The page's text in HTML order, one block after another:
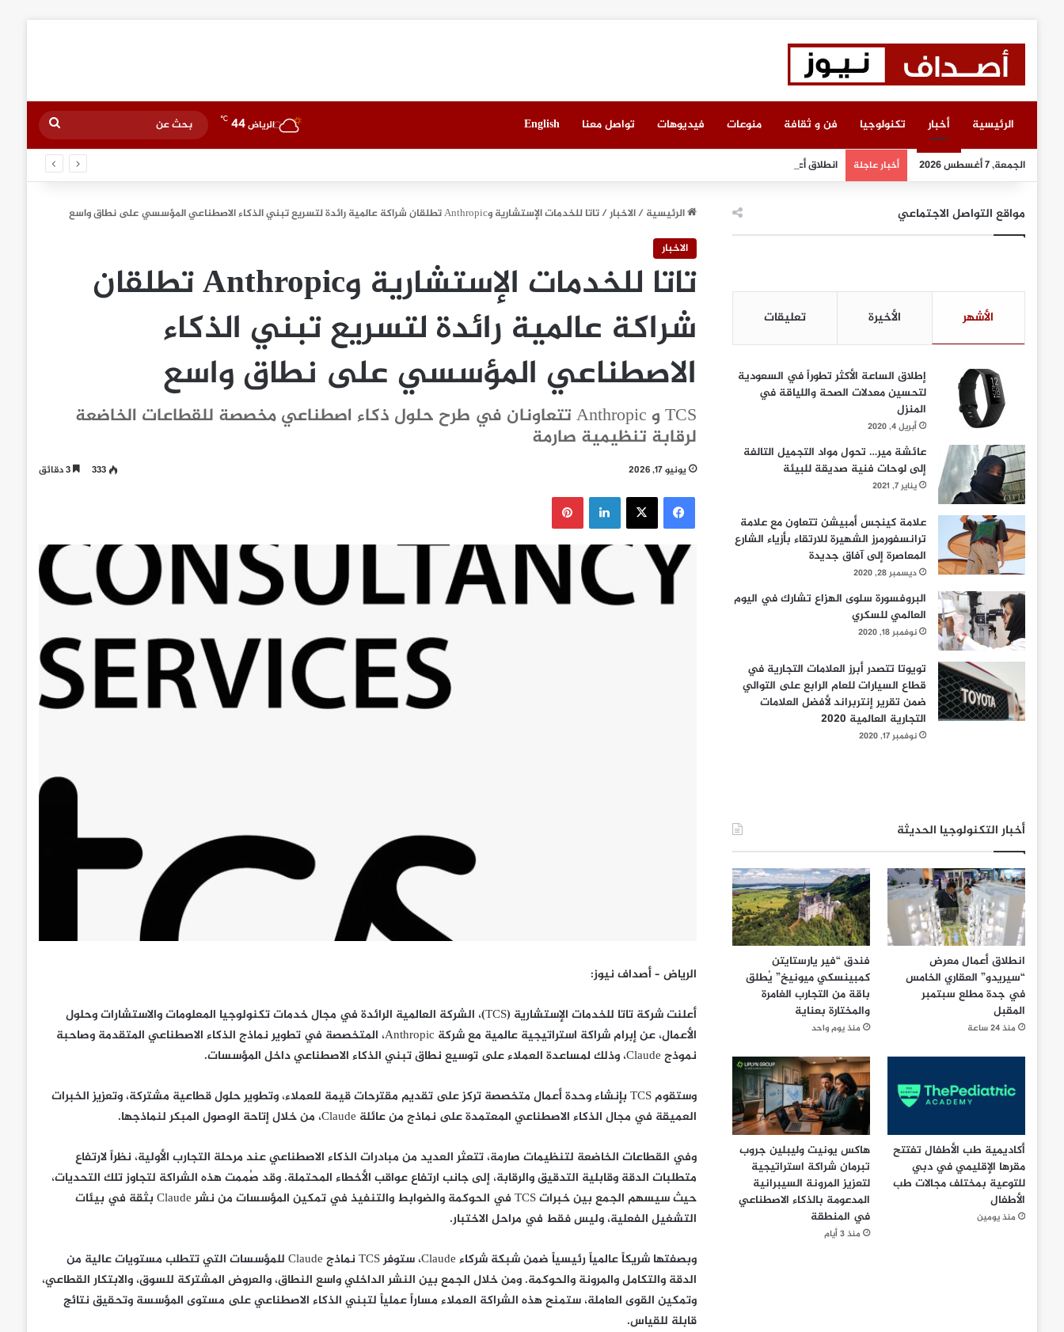
الرئيسية أخبار تكنولوجيا فن و ثقافة منوعات فيديوهات تواصل معنا English الرياض44
℃
بحث
عن
الجمعة, 7 أغسطس 2026 أخبار عاجلة انطلاق أعمال معرض “سيريدو” العقاري الخامس في جدة مطلع سبتمبر المقبل
الرئيسية/الاخبار/تاتا للخدمات الإستشارية وAnthropic تطلقان شراكة عالمية رائدة لتسريع تبني الذكاء الاصطناعي المؤسسي على نطاق واسع
الاخبار
تاتا للخدمات الإستشارية وAnthropic تطلقان
شراكة عالمية رائدة لتسريع تبني الذكاء
الاصطناعي المؤسسي على نطاق واسع
TCS و Anthropic تتعاونان في طرح حلول ذكاء اصطناعي مخصصة للقطاعات الخاضعة
لرقابة تنظيمية صارمة
يونيو 17, 2026 333 3 دقائق
فيسبوك ‫X لينكدإن
الرياض – أصداف نيوز:
أعلنت شركة تاتا للخدمات الإستشارية (TCS)، الشركة العالمية الرائدة في مجال خدمات تكنولوجيا المعلومات والاستشارات وحلول
الأعمال، عن إبرام شراكة استراتيجية عالمية مع شركة Anthropic، المتخصصة في تطوير نماذج الذكاء الاصطناعي المتقدمة وصاحبة
نموذج Claude، وذلك لمساعدة العملاء على توسيع نطاق تبني الذكاء الاصطناعي داخل المؤسسات.
وستقوم TCS بإنشاء وحدة أعمال متخصصة تركز على تقديم مقترحات قيمة للعملاء، وتطوير حلول قطاعية مشتركة، وتعزيز الخبرات
العميقة في مجال الذكاء الاصطناعي المعتمدة على نماذج من عائلة Claude، من خلال إتاحة الوصول المبكر لنماذجها.
وفي القطاعات الخاضعة لتنظيمات صارمة، تتعثر العديد من مبادرات الذكاء الاصطناعي عند مرحلة التجارب الأولية، نظراً لارتفاع
متطلبات الدقة وقابلية التدقيق والرقابة، إلى جانب ارتفاع عواقب الأخطاء المحتملة. وقد صُممت هذه الشراكة لتجاوز تلك التحديات،
حيث سيسهم الجمع بين خبرات TCS في الحوكمة والضوابط والتنفيذ في تمكين المؤسسات من نشر Claude بثقة في بيئات
التشغيل الفعلية، وليس فقط في مراحل الاختبار.
وبصفتها شريكاً عالمياً رئيسياً ضمن شبكة شركاء Claude، ستوفر TCS نماذج Claude للمؤسسات التي تتطلب مستويات عالية من
الدقة والتكامل والمرونة والحوكمة. ومن خلال الجمع بين النشر الداخلي واسع النطاق، والعروض المشتركة للسوق، والابتكار القطاعي،
وتمكين القوى العاملة، ستمنح هذه الشراكة العملاء مساراً عملياً لتبني الذكاء الاصطناعي على مستوى المؤسسة وتحقيق نتائج
قابلة للقياس.
مواقع التواصل الاجتماعي
الأشهر الأخيرة تعليقات
إطلاق الساعة الأكثر تطوراً في السعودية
لتحسين معدلات الصحة واللياقة في
المنزل
أبريل 4, 2020
عائشة مير… تحول مواد التجميل التالفة
إلى لوحات فنية صديقة للبيئة
يناير 7, 2021
علامة كينجس أمبيشن تتعاون مع علامة
ترانسفورمرز الشهيرة للارتقاء بأزياء الشارع
المعاصرة إلى آفاق جديدة
ديسمبر 28, 2020
البروفسورة سلوى الهزاع تشارك في اليوم
العالمي للسكري
نوفمبر 18, 2020
تويوتا تتصدر أبرز العلامات التجارية في
قطاع السيارات للعام الرابع على التوالي
ضمن تقرير إنتربراند لأفضل العلامات
التجارية العالمية 2020
نوفمبر 17, 2020
أخبار التكنولوجيا الحديثة
انطلاق أعمال معرض
“سيريدو” العقاري الخامس
في جدة مطلع سبتمبر
المقبل
منذ 24 ساعة
فندق “فير يارستايتن
كمبينسكي ميونيخ” يُطلق
باقة من التجارب الغامرة
والمختارة بعناية
منذ يوم واحد
أكاديمية طب الأطفال تفتتح
مقرها الإقليمي في دبي
للتوعية بمختلف مجالات طب
الأطفال
منذ يومين
هاكس يونيت وليبلين جروب
تبرمان شراكة استراتيجية
لتعزيز المرونة السيبرانية
المدعومة بالذكاء الاصطناعي
في المنطقة
منذ 3 أيام